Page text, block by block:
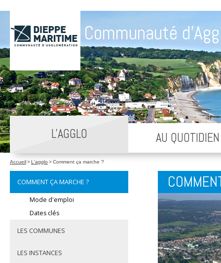
Communauté
Accueil>L'agglo >Comment ça marche ?
L'AGGLO
COMMENT ÇA MARCHE ?
Mode d'emploi
Dates clés
LES COMMUNES
LES INSTANCES
AU QUOTIDIEN